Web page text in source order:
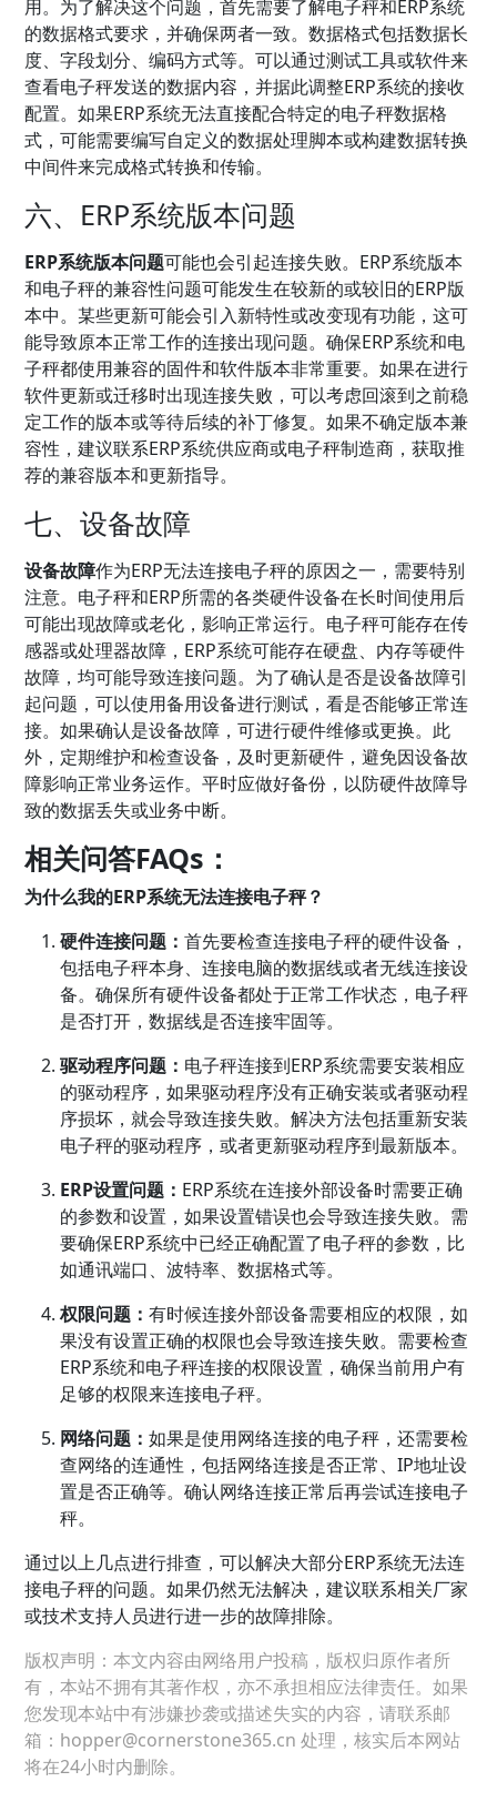
用。为了解决这个问题，首先需要了解电子秤和ERP系统
的数据格式要求，并确保两者一致。数据格式包括数据长
度、字段划分、编码方式等。可以通过测试工具或软件来
查看电子秤发送的数据内容，并据此调整ERP系统的接收
配置。如果ERP系统无法直接配合特定的电子秤数据格
式，可能需要编写自定义的数据处理脚本或构建数据转换
中间件来完成格式转换和传输。
六、ERP系统版本问题
ERP系统版本问题可能也会引起连接失败。ERP系统版本
和电子秤的兼容性问题可能发生在较新的或较旧的ERP版
本中。某些更新可能会引入新特性或改变现有功能，这可
能导致原本正常工作的连接出现问题。确保ERP系统和电
子秤都使用兼容的固件和软件版本非常重要。如果在进行
软件更新或迁移时出现连接失败，可以考虑回滚到之前稳
定工作的版本或等待后续的补丁修复。如果不确定版本兼
容性，建议联系ERP系统供应商或电子秤制造商，获取推
荐的兼容版本和更新指导。
七、设备故障
设备故障作为ERP无法连接电子秤的原因之一，需要特别
注意。电子秤和ERP所需的各类硬件设备在长时间使用后
可能出现故障或老化，影响正常运行。电子秤可能存在传
感器或处理器故障，ERP系统可能存在硬盘、内存等硬件
故障，均可能导致连接问题。为了确认是否是设备故障引
起问题，可以使用备用设备进行测试，看是否能够正常连
接。如果确认是设备故障，可进行硬件维修或更换。此
外，定期维护和检查设备，及时更新硬件，避免因设备故
障影响正常业务运作。平时应做好备份，以防硬件故障导
致的数据丢失或业务中断。
相关问答FAQs：
为什么我的ERP系统无法连接电子秤？
硬件连接问题：首先要检查连接电子秤的硬件设备，
包括电子秤本身、连接电脑的数据线或者无线连接设
备。确保所有硬件设备都处于正常工作状态，电子秤
是否打开，数据线是否连接牢固等。
驱动程序问题： 电子秤连接到ERP系统需要安装相应
的驱动程序，如果驱动程序没有正确安装或者驱动程
序损坏，就会导致连接失败。解决方法包括重新安装
电子秤的驱动程序，或者更新驱动程序到最新版本。
ERP设置问题： ERP系统在连接外部设备时需要正确
的参数和设置，如果设置错误也会导致连接失败。需
要确保ERP系统中已经正确配置了电子秤的参数，比
如通讯端口、波特率、数据格式等。
权限问题：有时候连接外部设备需要相应的权限，如
果没有设置正确的权限也会导致连接失败。需要检查
ERP系统和电子秤连接的权限设置，确保当前用户有
足够的权限来连接电子秤。
网络问题：如果是使用网络连接的电子秤，还需要检
查网络的连通性，包括网络连接是否正常、IP地址设
置是否正确等。确认网络连接正常后再尝试连接电子
秤。
通过以上几点进行排查，可以解决大部分ERP系统无法连
接电子秤的问题。如果仍然无法解决，建议联系相关厂家
或技术支持人员进行进一步的故障排除。
版权声明：本文内容由网络用户投稿，版权归原作者所
有，本站不拥有其著作权，亦不承担相应法律责任。如果
您发现本站中有涉嫌抄袭或描述失实的内容，请联系邮
箱：hopper@cornerstone365.cn 处理，核实后本网站
将在24小时内删除。